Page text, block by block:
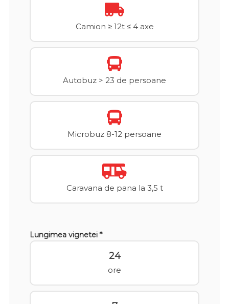
Camion ≥ 12t ≤ 4 axe
Autobuz > 23 de persoane
Microbuz 8-12 persoane
Caravana de pana la 3,5 t
Lungimea vignetei *
24
ore